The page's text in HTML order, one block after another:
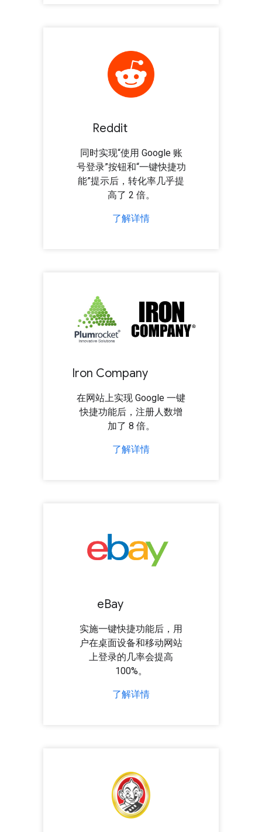
Reddit
同时实现“使用 Google 账
号登录”按钮和“一键快捷功
能”提示后，转化率几乎提
高了 2 倍。
了解详情
Iron Company
在网站上实现 Google 一键
快捷功能后，注册人数增
加了 8 倍。
了解详情
eBay
实施一键快捷功能后，用
户在桌面设备和移动网站
上登录的几率会提高
100%。
了解详情